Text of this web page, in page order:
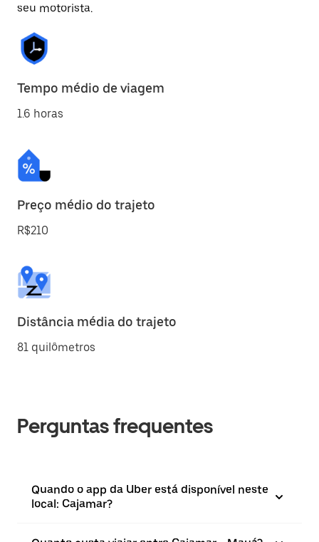
seu motorista.
Tempo médio de viagem
1.6 horas
Preço médio do trajeto
R$210
Distância média do trajeto
81 quilômetros
Perguntas frequentes
Quando o app da Uber está disponível neste
local: Cajamar?